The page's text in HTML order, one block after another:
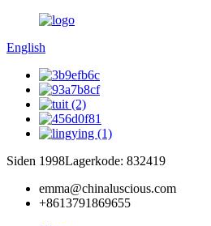
English
Siden 1998Lagerkode: 832419
emma@chinaluscious.com
+8613791869655